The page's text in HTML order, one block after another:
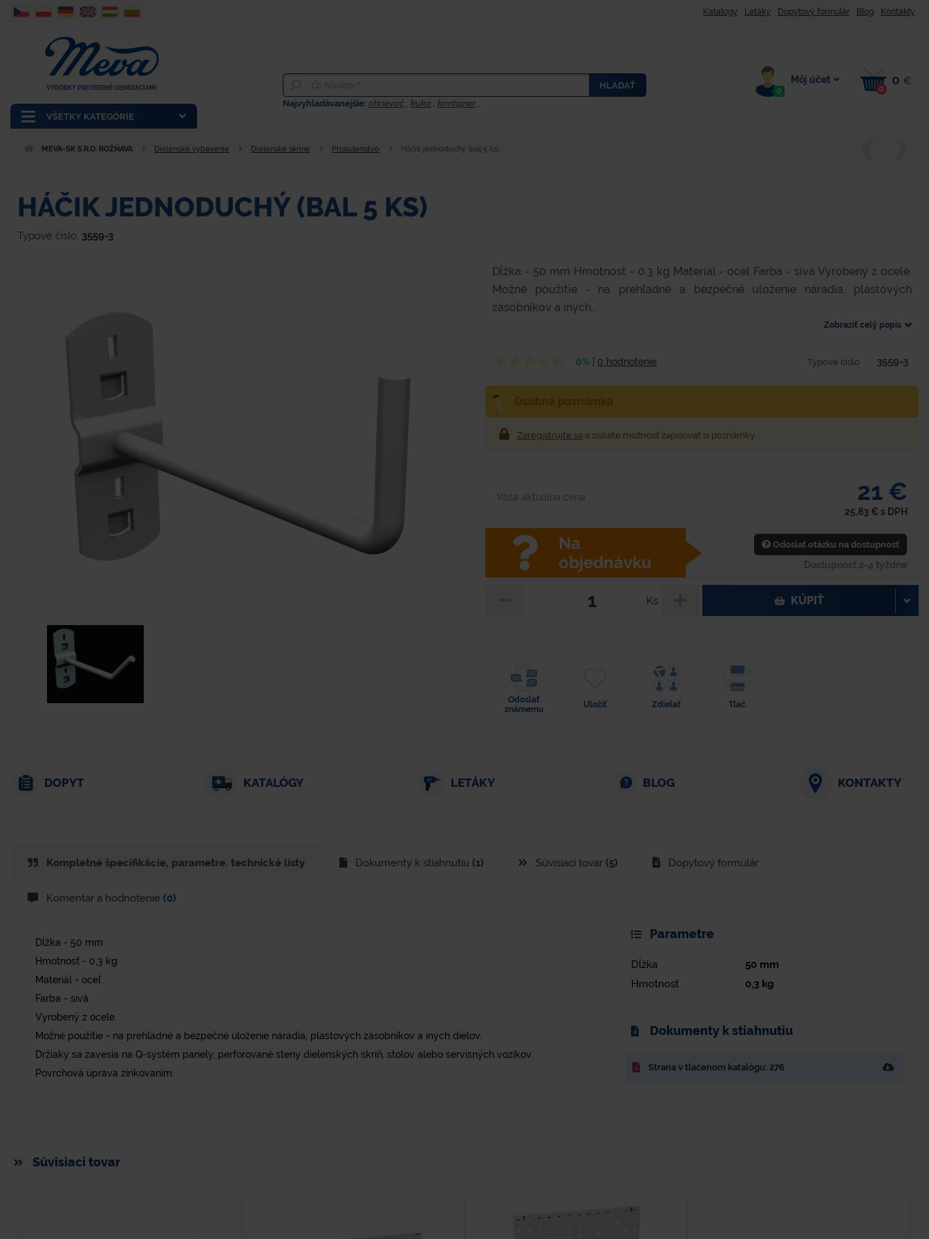
Katalogy Letáky Dopytový formulár Blog Kontakty
VŠETKY KATEGÓRIE
VÝROBKY PREVERENÉ GENERÁCIAMI
HLADAŤ
Najvyhladávanejšie:ohrievač ,kuka ,kontajner ,
0
Môj účet
0
0 €
MEVA-SK S.R.O. ROŽŇAVA Dielenské vybavenie Dielenské skrine Príslušenstvo Háčik jednoduchý (bal 5 ks)
HÁČIK JEDNODUCHÝ (BAL 5 KS)
Typové číslo: 3559-3
Dĺžka - 50 mm Hmotnosť - 0,3 kg Materiál - oceľ Farba - sivá Vyrobený z ocele.
Možné použitie - na prehľadné a bezpečné uloženie náradia, plastových
zásobníkov a iných...
Zobraziť celý popis
0% 0 hodnotenie Typové číslo 3559-3
Zaregistrujte sa a získate možnosť zapisovať si poznámky
Vaša aktuálna cena 21 €
25,83 € s DPH
Na
objednávku
Odoslať otázku na dostupnosť
Dostupnosť 2-4 týždne
Ks KÚPIŤ
Odoslať
známemu
Uložiť Zdielať Tlač
DOPYT KATALÓGY LETÁKY BLOG KONTAKTY
Kompletné špecifikácie, parametre. technické listy Dokumenty k stiahnutiu (1) Súvisiaci tovar (5) Dopytový formulár
Komentár a hodnotenie (0)
Dĺžka - 50 mm
Hmotnosť - 0,3 kg
Materiál - oceľ
Farba - sivá
Vyrobený z ocele.
Možné použitie - na prehľadné a bezpečné uloženie náradia, plastových zásobníkov a iných dielov.
Držiaky sa zavesia na Q-systém panely, perforované steny dielenských skríň, stolov alebo servisných vozíkov.
Povrchová úprava zinkovaním.
Parametre
Dĺžka 50 mm
Hmotnosť
0,3 kg
Dokumenty k stiahnutiu
Strana v tlačenom katalógu: 276
Súvisiaci tovar